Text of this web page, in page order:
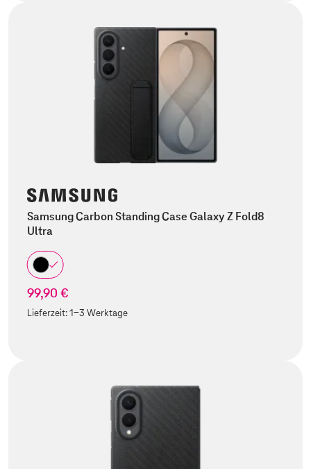
Samsung Carbon Standing Case Galaxy Z Fold8
Ultra
99,90 €
Lieferzeit:1-3 Werktage